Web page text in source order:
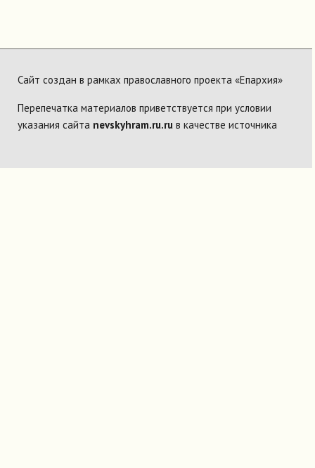
Сайт создан в рамках православного проекта «Епархия»
Перепечатка материалов приветствуется при условии
указания сайта nevskyhram.ru.ru в качестве источника